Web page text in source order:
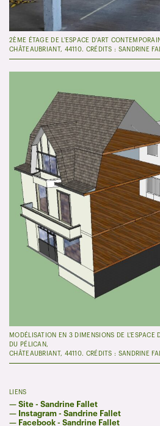
2ÈME ÉTAGE DE L'ESPACE D'ART
CHÂTEAUBRIANT, 44110. CRÉDITS : SANDRINE
MODÉLISATION EN 3 DIMENSIONS DE L'ESPACE
DU PÉLICAN,
CHÂTEAUBRIANT, 44110. CRÉDITS : SANDRINE
LIENS
— Site - Sandrine Fallet
— Instagram - Sandrine Fallet
— Facebook - Sandrine Fallet